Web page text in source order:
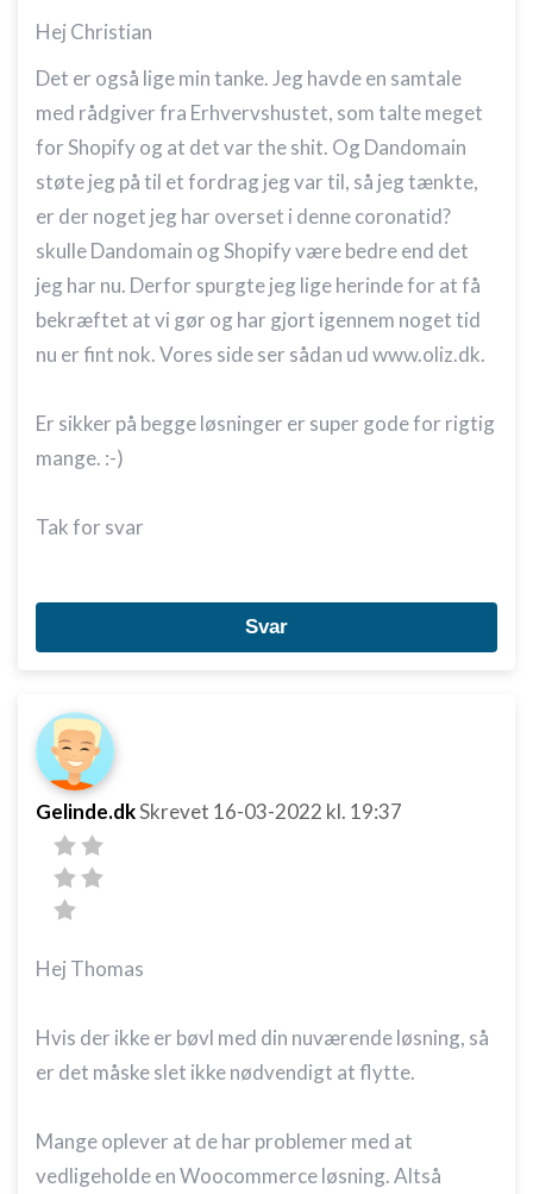
Hej Christian
Det er også lige min tanke. Jeg havde en samtale
med rådgiver fra Erhvervshustet, som talte meget
for Shopify og at det var the shit. Og Dandomain
støte jeg på til et fordrag jeg var til, så jeg tænkte,
er der noget jeg har overset i denne coronatid?
skulle Dandomain og Shopify være bedre end det
jeg har nu. Derfor spurgte jeg lige herinde for at få
bekræftet at vi gør og har gjort igennem noget tid
nu er fint nok. Vores side ser sådan ud www.oliz.dk.
Er sikker på begge løsninger er super gode for rigtig
mange. :-)
Tak for svar
Svar
Gelinde.dkSkrevet 16-03-2022 kl. 19:37
Hej Thomas
Hvis der ikke er bøvl med din nuværende løsning, så
er det måske slet ikke nødvendigt at flytte.
Mange oplever at de har problemer med at
vedligeholde en Woocommerce løsning. Altså